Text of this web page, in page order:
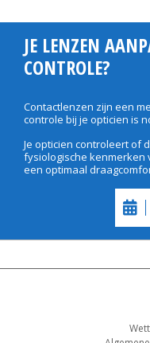
JE LENZEN
CONTROLE?
Contactlenzen zijn een
controle bij je opticien is
Je opticien controleert of
fysiologische kenmerken
een optimaal